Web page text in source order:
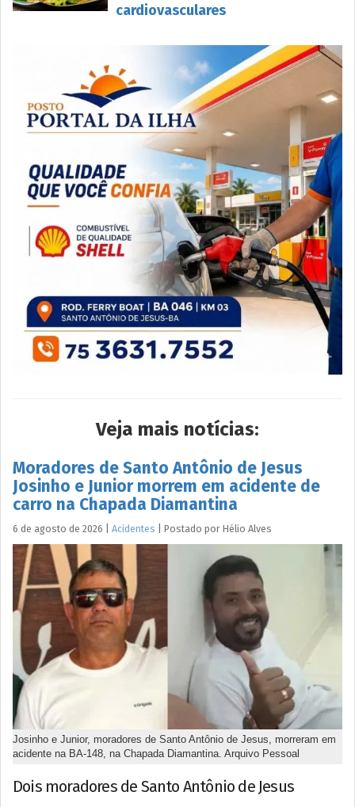
cardiovasculares
Veja mais notícias:
Moradores de Santo Antônio de Jesus
Josinho e Junior morrem em acidente de
carro na Chapada Diamantina
6 de agosto de 2026 Acidentes Postado por Hélio Alves
Josinho e Junior, moradores de Santo Antônio de Jesus, morreram em
acidente na BA-148, na Chapada Diamantina. Arquivo Pessoal
Dois moradores de Santo Antônio de Jesus